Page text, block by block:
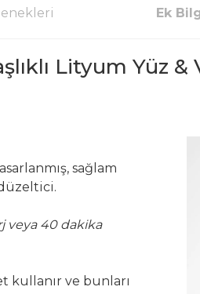
Ek
Lityum Yüz
sağlam
veya 40 dakika
kullanır ve bunları